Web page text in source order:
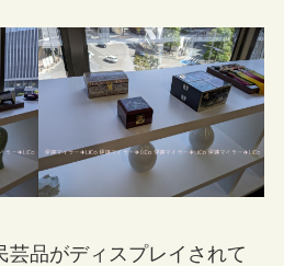
芸品がディスプレイされて